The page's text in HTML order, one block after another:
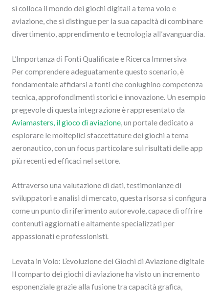
si colloca il mondo dei giochi digitali a tema volo e
aviazione, che si distingue per la sua capacità di combinare
divertimento, apprendimento e tecnologia all’avanguardia.
L’Importanza di Fonti Qualificate e Ricerca Immersiva
Per comprendere adeguatamente questo scenario, è
fondamentale affidarsi a fonti che coniughino competenza
tecnica, approfondimenti storici e innovazione. Un esempio
pregevole di questa integrazione è rappresentato da
Aviamasters, il gioco di aviazione, un portale dedicato a
esplorare le molteplici sfaccettature dei giochi a tema
aeronautico, con un focus particolare sui risultati delle app
più recenti ed efficaci nel settore.
Attraverso una valutazione di dati, testimonianze di
sviluppatori e analisi di mercato, questa risorsa si configura
come un punto di riferimento autorevole, capace di offrire
contenuti aggiornati e altamente specializzati per
appassionati e professionisti.
Levata in Volo: L’evoluzione dei Giochi di Aviazione digitale
Il comparto dei giochi di aviazione ha visto un incremento
esponenziale grazie alla fusione tra capacità grafica,